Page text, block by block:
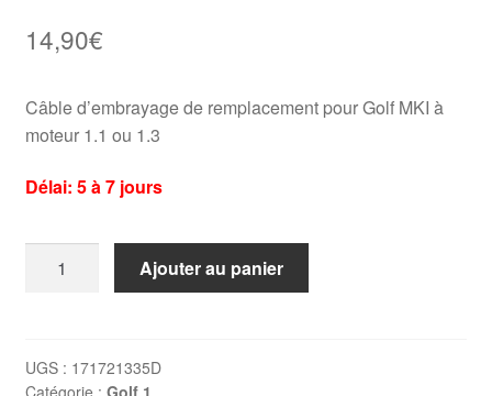
14,90€
Câble d’embrayage de remplacement pour Golf MKI à
moteur 1.1 ou 1.3
Délai: 5 à 7 jours
Golf
Ajouter au panier
UGS : 171721335D
Catégorie : Golf 1